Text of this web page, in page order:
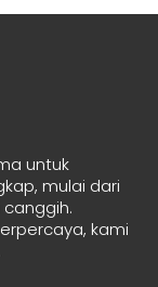
untuk
mulai dari
kami